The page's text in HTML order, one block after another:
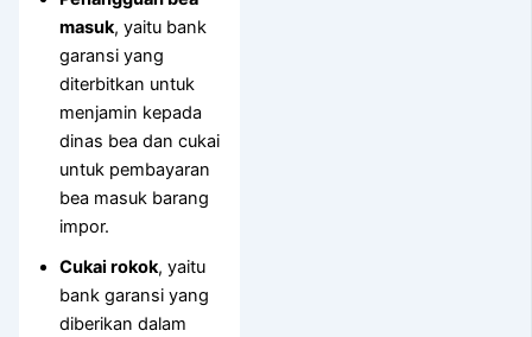
masuk, yaitu bank
garansi yang
diterbitkan untuk
menjamin kepada
dinas bea dan cukai
untuk pembayaran
bea masuk barang
impor.
Cukai rokok, yaitu
bank garansi yang
diberikan dalam